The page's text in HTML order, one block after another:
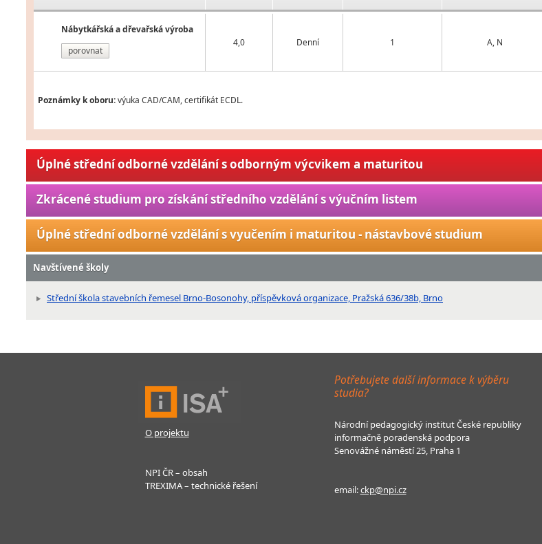
Nábytkářská a dřevařská výroba
porovnat
4,0 Denní 1 A, N
Poznámky k oboru:výuka CAD/CAM, certifikát ECDL.
Úplné střední odborné vzdělání s odborným výcvikem a maturitou
Zkrácené studium pro získání středního vzdělání s výučním listem
Úplné střední odborné vzdělání s vyučením i maturitou - nástavbové studium
Navštívené školy
Střední škola stavebních řemesel Brno-Bosonohy, příspěvková organizace, Pražská 636/38b, Brno
O projektu
NPI ČR – obsah
TREXIMA – technické řešení
Potřebujete další informace k výběru
studia?
Národní pedagogický institut České republiky
informačně poradenská podpora
Senovážné náměstí 25, Praha 1
email:ckp@npi.cz